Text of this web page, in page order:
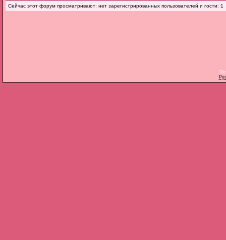
Сейчас этот форум просматривают: нет зарегистрированных пользователей и гости: 1